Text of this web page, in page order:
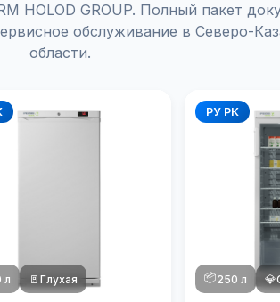
HOLOD GROUP. Полный пакет
обслуживание в Северо-
области.
л 🚪 Глухая
РУ РК
📦250 л 💎